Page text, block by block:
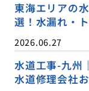
東海エリアの
選！水漏れ・
2026.06.27
水道工事-九州
水道修理会社